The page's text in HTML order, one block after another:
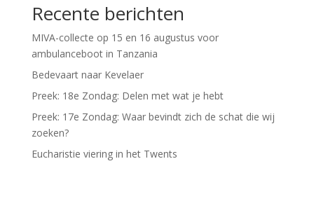
Recente berichten
MIVA-collecte op 15 en 16 augustus voor
ambulanceboot in Tanzania
Bedevaart naar Kevelaer
Preek: 18e Zondag: Delen met wat je hebt
Preek: 17e Zondag: Waar bevindt zich de schat die wij
zoeken?
Eucharistie viering in het Twents